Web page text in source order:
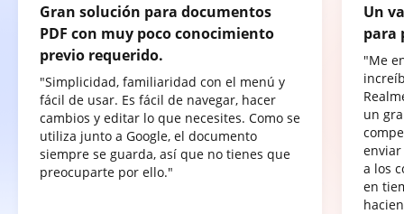
Gran solución para documentos
PDF con muy poco conocimiento
previo requerido.
"Simplicidad, familiaridad con el menú y
fácil de usar. Es fácil de navegar, hacer
cambios y editar lo que necesites. Como se
utiliza junto a Google, el documento
siempre se guarda, así que no tienes que
preocuparte por ello."
Un
para
"Me
un
a los
en